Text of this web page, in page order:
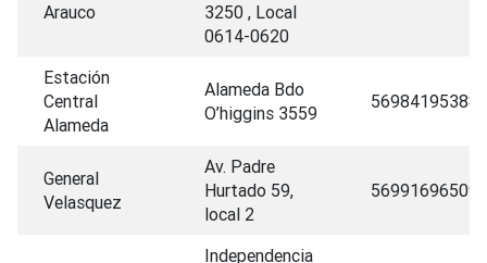
Arauco
3250 , Local
0614-0620
Estación
Central
Alameda
Alameda Bdo
O’higgins 3559
56984195388
General
Velasquez
Av. Padre
Hurtado 59,
local 2
56991696509
Independencia